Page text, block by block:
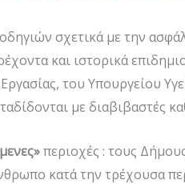
σχετικά με την
και ιστορικά
του Υπουργείου
με διαβιβαστές
περιοχές : τους
κατά την τρέχουσα